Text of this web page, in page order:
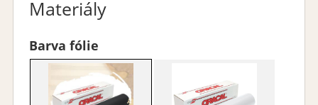
Materiály
Barva fólie